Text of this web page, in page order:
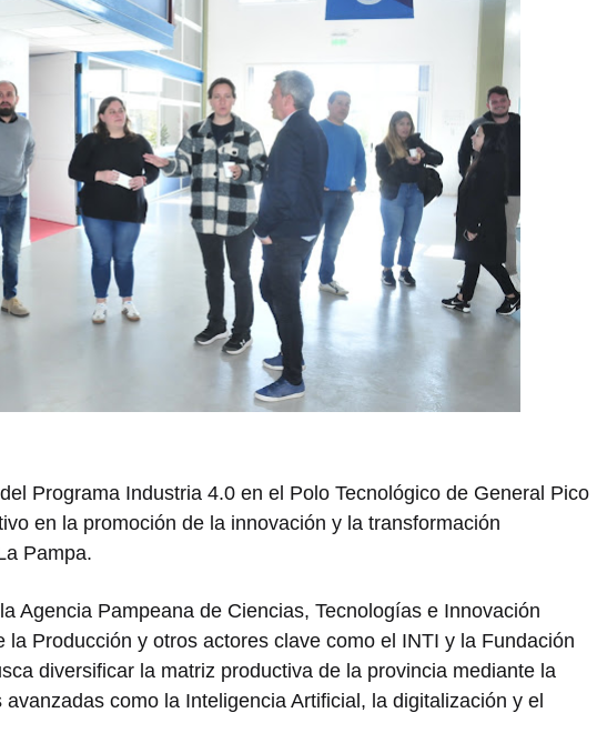
Programa Industria 4.0 en el Polo Tecnológico de General Pico
en la promoción de la innovación y la transformación
Pampa.
Agencia Pampeana de Ciencias, Tecnologías e Innovación
la Producción y otros actores clave como el INTI y la Fundación
diversificar la matriz productiva de la provincia mediante la
como la Inteligencia Artificial, la digitalización y el